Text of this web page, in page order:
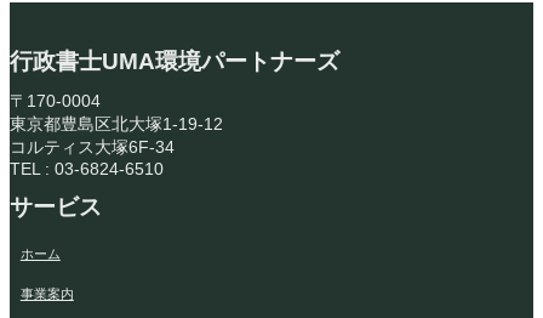
行政書士UMA環境パートナーズ
〒170-0004
東京都豊島区北大塚1-19-12
コルティス大塚6F-34
TEL : 03-6824-6510
サービス
ホーム
事業案内